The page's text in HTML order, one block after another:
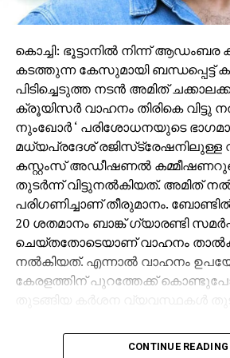
കൊച്ചി: ഭൂട്ടാനില്‍ നിന്ന്
കടത്തുന്ന കേസുമായി ബന്ധപ്പെട്ട്
പിടിച്ചെടുത്ത നടന്‍ അമിത്
ക്രൂയിസര്‍ വാഹനം തിരികെ വിട്ടു
നുംഖോര്‍ ‘ പരിശോധനയുടെ
മധ്യപ്രദേശ്
കസ്റ്റംസ് അഡീഷണല്‍
തുടര്‍ന്ന് വിട്ടുനല്‍കിയത്. അമിത്
പരിഗണിച്ചാണ് തീരുമാനം.
20 ശതമാനം ബാങ്ക് ഗ്യാരണ്ടി
ചെയ്തതോടെയാണ് വാഹനം
നല്‍കിയത്. എന്നാല്‍ വാഹനം
കേരളത്തിന് പുറത്തേക്ക്
ഭൂട്ടാനില്‍ നിന്ന് നികുതി വെട്ടിച്ച്
കേരളത്തിലേക്ക് കടത്തിയതുമായി
CONTINUE READING